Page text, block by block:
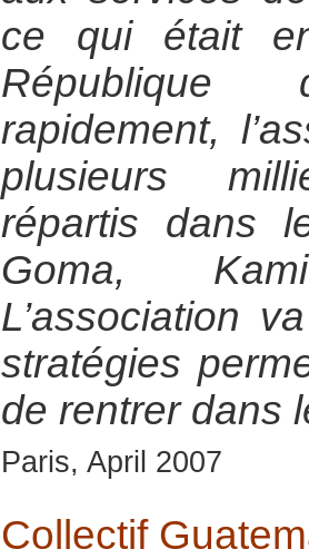
ce qui était
rapidement,
plusieurs
répartis dans
Goma,
L’association
stratégies
de rentrer dans
Paris, April 2007
Collectif